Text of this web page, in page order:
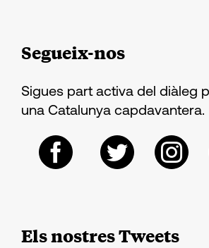
Segueix-nos
Sigues part activa del diàleg
una Catalunya capdavantera.
Els nostres Tweets